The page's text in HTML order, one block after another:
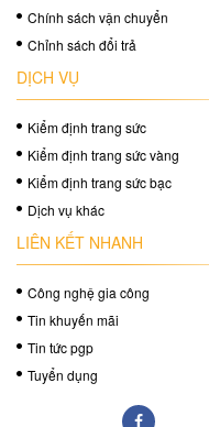
Chính sách vận chuyển
Chỉnh sách đổi trả
DỊCH VỤ
Kiểm định trang sức
Kiểm định trang sức vàng
Kiểm định trang sức bạc
Dịch vụ khác
LIÊN KẾT NHANH
Công nghệ gia công
Tin khuyến mãi
Tin tức pgp
Tuyển dụng